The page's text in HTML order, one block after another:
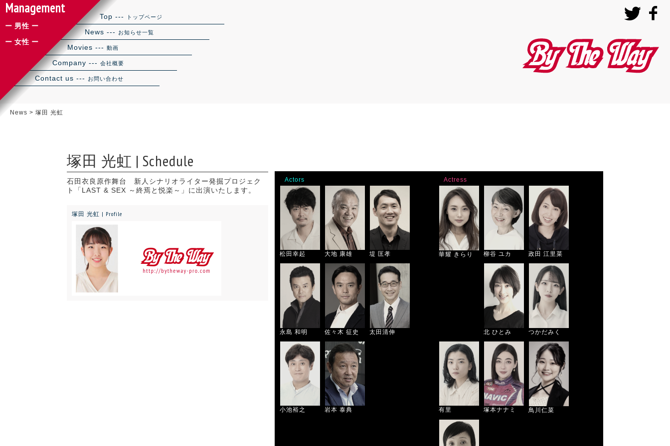
Top --- トップページ
News --- お知らせ一覧
Movies --- 動画
Company --- 会社概要
Contact us --- お問い合わせ
Management
ー 男性 ー
ー 女性 ー
News > 塚田 光虹
塚田 光虹 | Schedule
石田衣良原作舞台 新人シナリオライター発掘プロジェク
ト「LAST & SEX ～終焉と悦楽～」に出演いたします。
塚田 光虹 | Profile
Actors
松田幸起 大地 康雄 堤 匡孝
永島 和明 佐々木 征史 太田清伸
小池裕之 岩本 泰典
Actress
華耀 きらり 柳谷 ユカ 政田 江里菜
北 ひとみ つかだみく
有里 塚本ナナミ 鳥川仁菜